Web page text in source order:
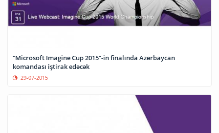
“Microsoft Imagine Cup 2015”-in finalında Azərbaycan
komandası iştirak edəcək
29-07-2015